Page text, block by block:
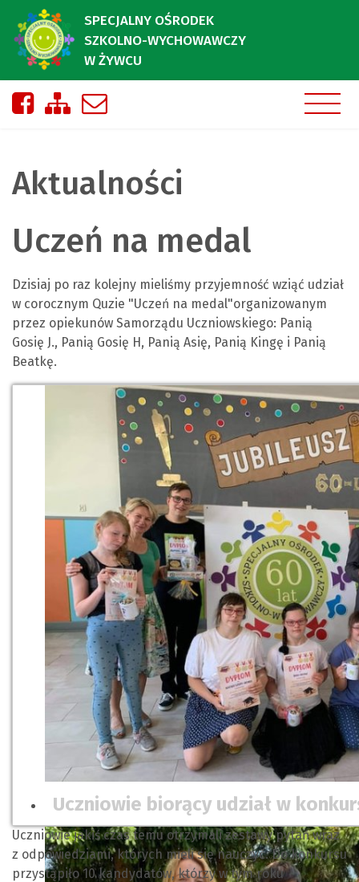
SPECJALNY OŚRODEK
SZKOLNO-WYCHOWAWCZY
W ŻYWCU
Nasza strona na Facebooku
Zobacz mapę strony
Aktualności
Uczeń na medal
Dzisiaj po raz kolejny mieliśmy przyjemność wziąć udział
w corocznym Quzie "Uczeń na medal"organizowanym
przez opiekunów Samorządu Uczniowskiego: Panią
Gosię J., Panią Gosię H, Panią Asię, Panią Kingę i Panią
Beatkę.
Uczniowie biorący udział w
Uczniowie jakiś czas temu otrzymali zestawy pytań wraz
z odpowiedziami, których mieli się nauczyć. Do konkursu
przystąpiło 10 kandydatów, którzy w tym roku